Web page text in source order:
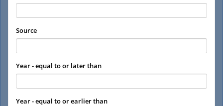
Source
Year - equal to or later than
Year - equal to or earlier than